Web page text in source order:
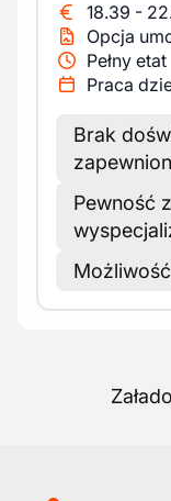
18.39 -
Opcja
Pełny etat
Praca
Brak
Pewność